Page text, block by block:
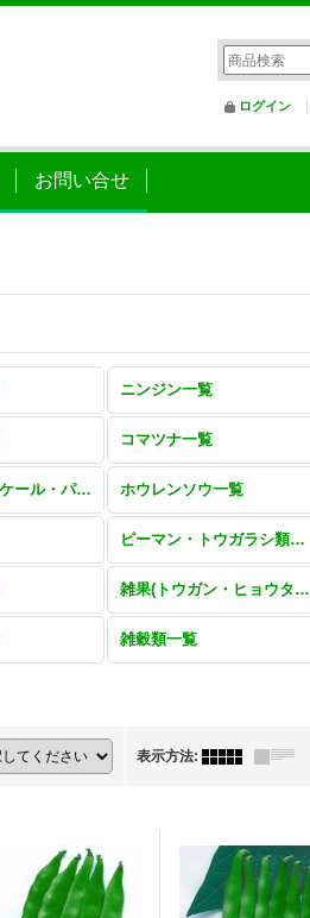
ログイン
お問い合せ
ニンジン一覧
コマツナ一覧
その他の洋菜(ケール・パセリ・セロリ・アスパラ)一覧 ホウレンソウ一覧
ピーマン・トウガラシ類一覧
雑果(トウガン・ヒョウタン・カンピョウ・ヘチマ・オクラ・ゴマ)一覧
雑穀類一覧
表示方法: